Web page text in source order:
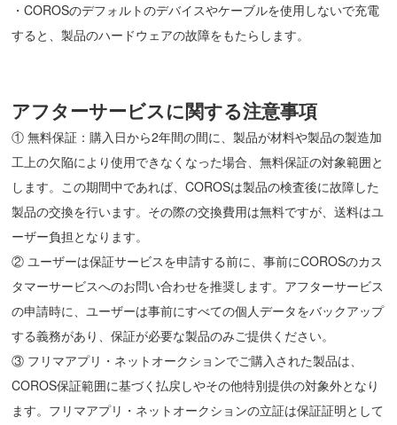
・COROSのデフォルトのデバイスやケーブルを使用しないで充電
すると、製品のハードウェアの故障をもたらします。
アフターサービスに関する注意事項
① 無料保証：購入日から2年間の間に、製品が材料や製品の製造加
工上の欠陥により使用できなくなった場合、無料保証の対象範囲と
します。この期間中であれば、COROSは製品の検査後に故障した
製品の交換を行います。その際の交換費用は無料ですが、送料はユ
ーザー負担となります。
② ユーザーは保証サービスを申請する前に、事前にCOROSのカス
タマーサービスへのお問い合わせを推奨します。アフターサービス
の申請時に、ユーザーは事前にすべての個人データをバックアップ
する義務があり、保証が必要な製品のみご提供ください。
③ フリマアプリ・ネットオークションでご購入された製品は、
COROS保証範囲に基づく払戻しやその他特別提供の対象外となり
ます。フリマアプリ・ネットオークションの立証は保証証明として